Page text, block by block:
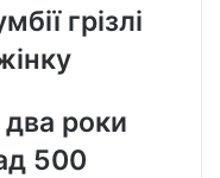
грізлі
два роки
500